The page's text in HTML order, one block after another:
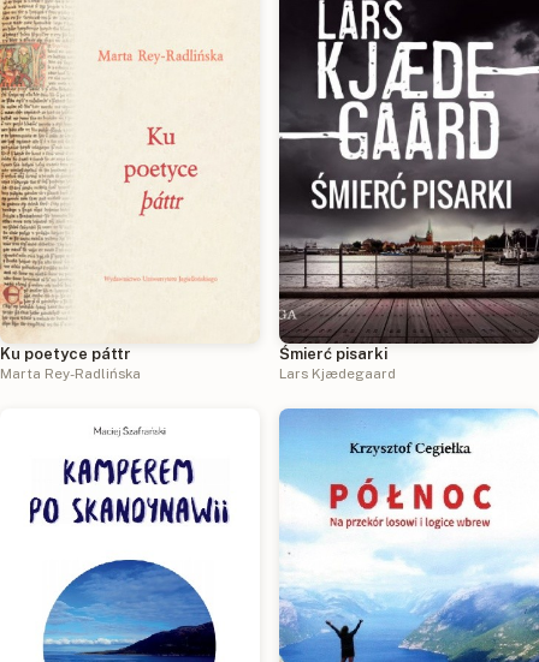
Ku poetyce páttr
Marta Rey-Radlińska
Śmierć pisarki
Lars Kjædegaard